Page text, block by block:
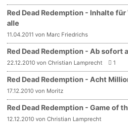
Red Dead Redemption - Inhalte
alle
11.04.2011 von Marc Friedrichs
Red Dead Redemption - Ab sofort
22.12.2010 von Christian Lamprecht 1
Red Dead Redemption - Acht
17.12.2010 von Moritz
Red Dead Redemption - Game of
12.12.2010 von Christian Lamprecht